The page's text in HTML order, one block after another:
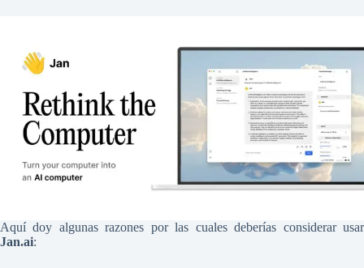
Aquí doy algunas razones por las cuales deberías considerar usar
Jan.ai: